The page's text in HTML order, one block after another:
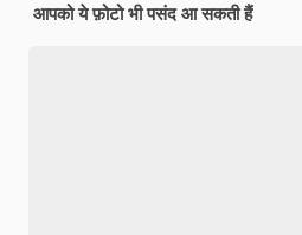
आपको ये फ़ोटो भी पसंद आ सकती हैं